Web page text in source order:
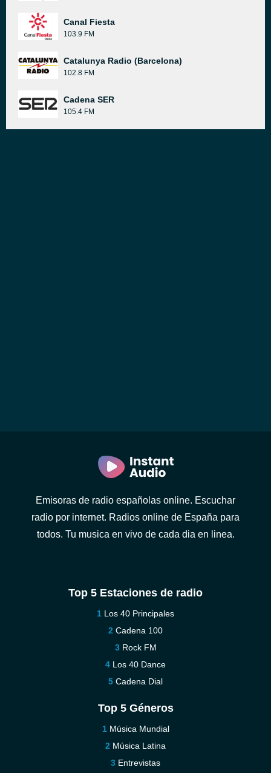
Canal Fiesta
103.9 FM
Catalunya Radio (Barcelona)
102.8 FM
Cadena SER
105.4 FM
Emisoras de radio españolas online. Escuchar
radio por internet. Radios online de España para
todos. Tu musica en vivo de cada dia en linea.
Top 5 Estaciones de radio
Los 40 Principales
Cadena 100
Rock FM
Los 40 Dance
Cadena Dial
Top 5 Géneros
Música Mundial
Música Latina
Entrevistas